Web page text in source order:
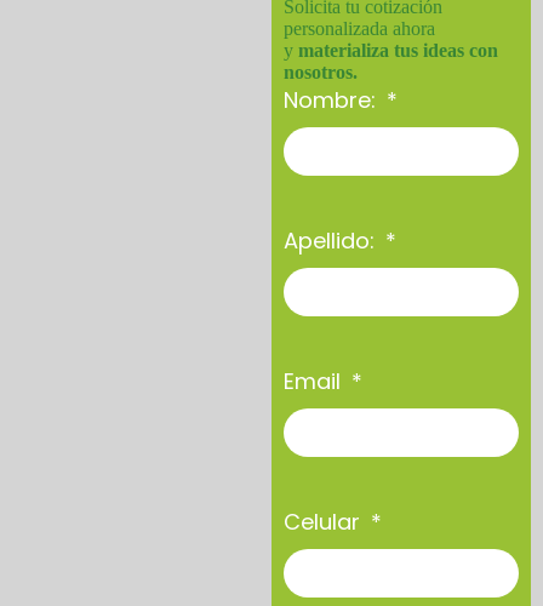
Solicita tu cotización
personalizada ahora
y materializa tus ideas con
nosotros.
Nombre:
Apellido:
Email
Celular